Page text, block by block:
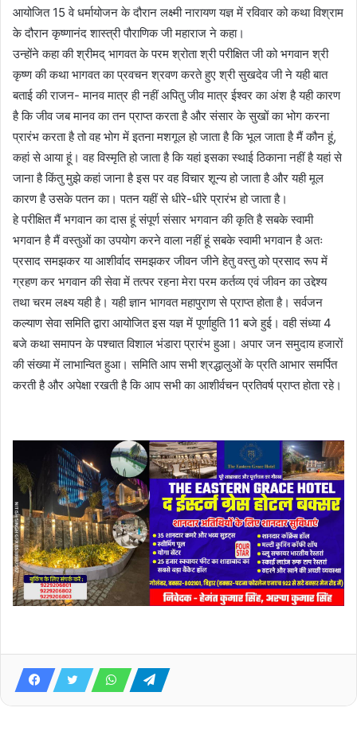
आयोजित 15 वे धर्मायोजन के दौरान लक्ष्मी नारायण यज्ञ में रविवार को कथा विश्राम
के दौरान कृष्णानंद शास्त्री पौराणिक जी महाराज ने कहा।
उन्होंने कहा की श्रीमद् भागवत के परम श्रोता श्री परीक्षित जी को भगवान श्री
कृष्ण की कथा भागवत का प्रवचन श्रवण करते हुए श्री सुखदेव जी ने यही बात
बताई की राजन- मानव मात्र ही नहीं अपितु जीव मात्र ईश्वर का अंश है यही कारण
है कि जीव जब मानव का तन प्राप्त करता है और संसार के सुखों का भोग करना
प्रारंभ करता है तो वह भोग में इतना मशगूल हो जाता है कि भूल जाता है मैं कौन हूं,
कहां से आया हूं। वह विस्मृति हो जाता है कि यहां इसका स्थाई ठिकाना नहीं है यहां से
जाना है किंतु मुझे कहां जाना है इस पर वह विचार शून्य हो जाता है और यही मूल
कारण है उसके पतन का। पतन यहीं से धीरे-धीरे प्रारंभ हो जाता है।
हे परीक्षित मैं भगवान का दास हूं संपूर्ण संसार भगवान की कृति है सबके स्वामी
भगवान है मैं वस्तुओं का उपयोग करने वाला नहीं हूं सबके स्वामी भगवान है अतः
प्रसाद समझकर या आशीर्वाद समझकर जीवन जीने हेतु वस्तु को प्रसाद रूप में
ग्रहण कर भगवान की सेवा में तत्पर रहना मेरा परम कर्तव्य एवं जीवन का उद्देश्य
तथा चरम लक्ष्य यही है। यही ज्ञान भागवत महापुराण से प्राप्त होता है। सर्वजन
कल्याण सेवा समिति द्वारा आयोजित इस यज्ञ में पूर्णाहुति 11 बजे हुई। वही संध्या 4
बजे कथा समापन के पश्चात विशाल भंडारा प्रारंभ हुआ। अपार जन समुदाय हजारों
की संख्या में लाभान्वित हुआ। समिति आप सभी श्रद्धालुओं के प्रति आभार समर्पित
करती है और अपेक्षा रखती है कि आप सभी का आशीर्वचन प्रतिवर्ष प्राप्त होता रहे।